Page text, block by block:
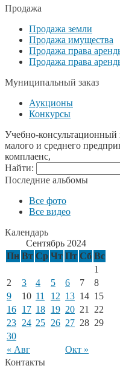
Продажа
Продажа земли
Продажа имущества
Продажа права
Продажа права
Муниципальный заказ
Аукционы
Конкурсы
Учебно-
малого и среднего
комплаенс,
Найти:
Последние альбомы
Все фото
Все видео
Календарь
Сентябрь 2024
Пн Вт Ср Чт Пт Сб Вс
« Авг Окт »
1
2
3 4 5 6 7
8
9
10 11 12 13 14 15
16 17 18 19 20 21
22
23 24 25 26 27 28 29
30
Контакты